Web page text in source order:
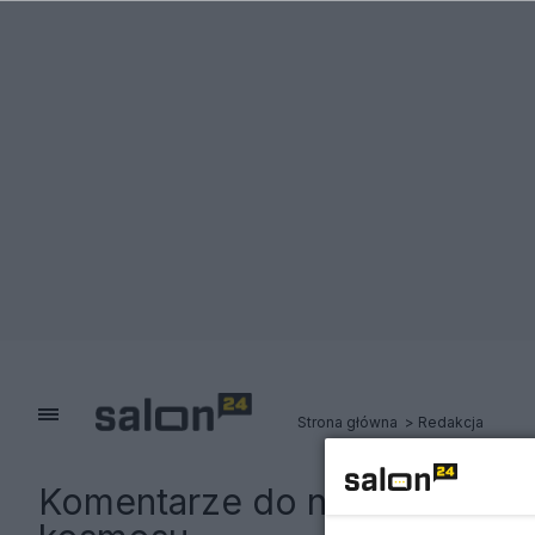
Strona główna Redakcja
Komentarze do notki:Polski